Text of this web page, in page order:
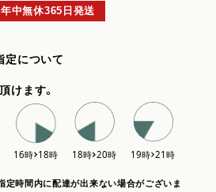
年中無休365日発送
定について
けます。
時間内に配達が出来ない場合がございま